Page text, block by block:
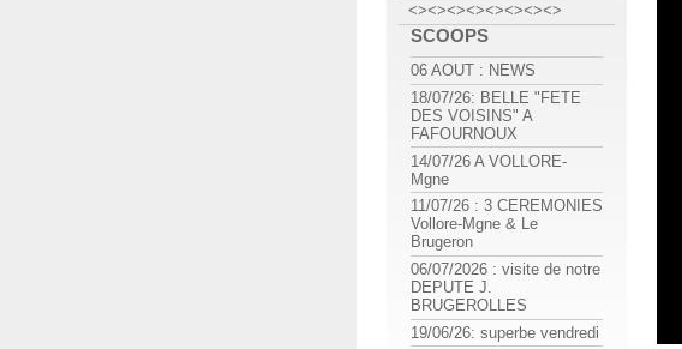
<><><><><><><><>
SCOOPS
06 AOUT : NEWS
18/07/26: BELLE "FETE
DES VOISINS" A
FAFOURNOUX
14/07/26 A VOLLORE-
Mgne
11/07/26 : 3 CEREMONIES
Vollore-Mgne & Le
Brugeron
06/07/2026 : visite de notre
DEPUTE J.
BRUGEROLLES
19/06/26: superbe vendredi